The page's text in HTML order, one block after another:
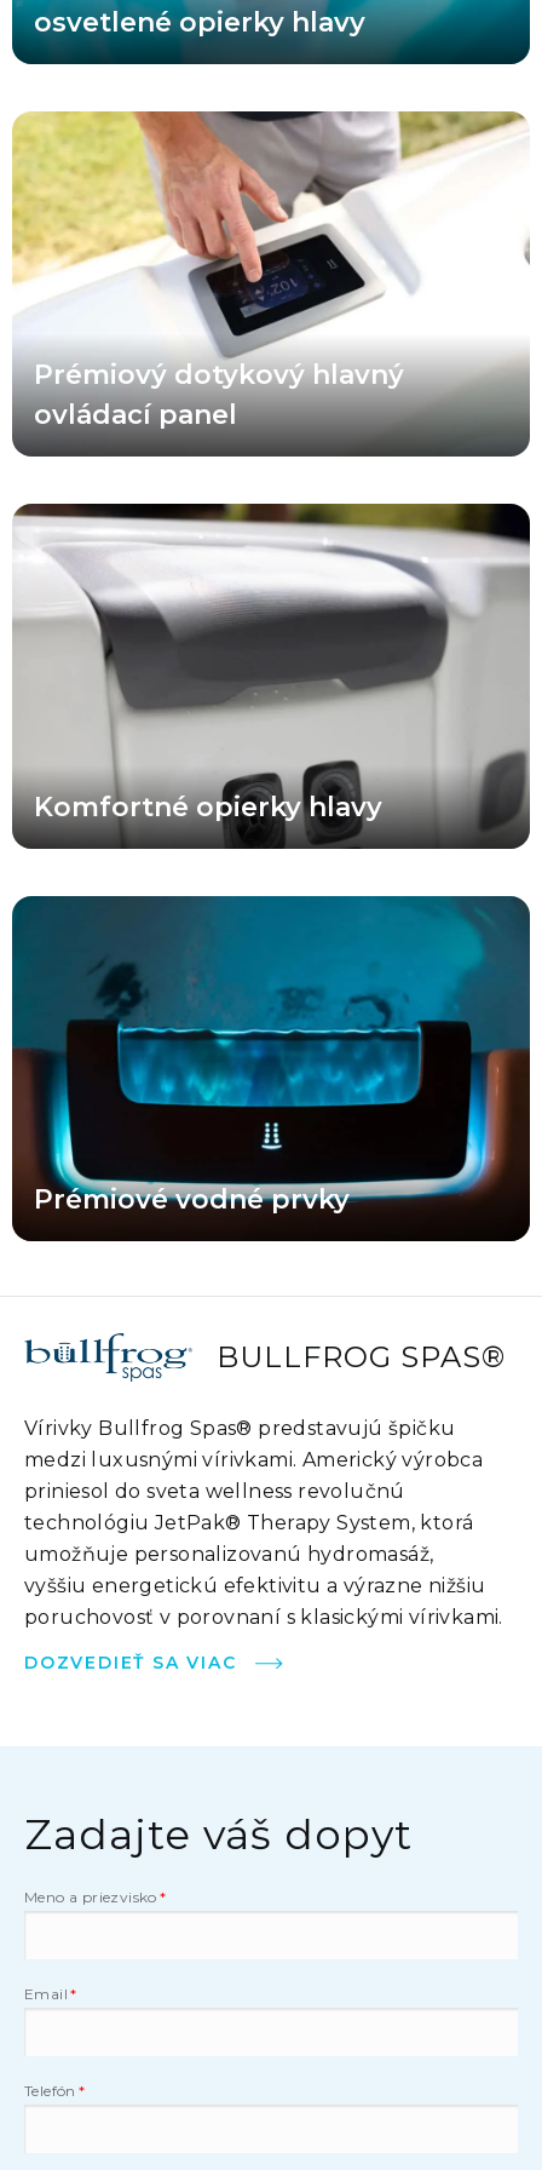
osvetlené opierky hlavy
Prémiový dotykový hlavný
ovládací panel
Prémiové dotykové ovládanie obsahuje vylepšené ikony a lepšie
čitateľné texty upozornení. Vírivky A Series® Select sú vybavené 3-
funkčnými pomocnými ovládacími prvkami a pre vírivky Choice sú
v rámci balíka Luxury Package dostupné 2-funkčné pomocné
ovládacie prvky. Tieto multifunkčné ovládacie prvky vám
umožňujú jednoducho ovládať masážne trysky, osvetlenie a vodné
prvky bez toho, aby ste museli opustiť pohodlie svojho obľúbeného
sedadla. Ovládacie prvky sú navyše podsvietené, čo zabezpečuje
jednoduché používanie aj počas večerných a nočných hodín.
Komfortné opierky hlavy
Prémiové opierky hlavy A Series® sú súčasťou výbavy všetkých
verzií. Tieto komfortom testované opierky hlavy sú navrhnuté pre
pohodlie krku a chrbtice, poskytujú lepšie prispôsobenie a zároveň
prirodzene splývajú s tvarmi vírivky. Opierky hlavy A Series® majú
moderný vzorovaný povrch, ktorý prináša pohodlie, odolnosť a
svieži vzhľad.
Prémiové vodné prvky
Prémiový vodopád A Series® umocňuje atmosféru vašej relaxácie
revolučná funkcia sa ovláda jednoduchým stlačením tlačidla na
hlavnom alebo pomocnom ovládači a poskytuje rovnomerný a
jemný prúd vody. Jemné osvetlenie zvýrazňuje tok vody v
podsvietenej vaničke, odkiaľ voda steká na hladinu v súvislom
páse vody a svetla, čím vytvára pokojnú a harmonickú atmosféru.
BULLFROG SPAS®
Vírivky Bullfrog Spas® predstavujú špičku
medzi luxusnými vírivkami. Americký výrobca
priniesol do sveta wellness revolučnú
technológiu JetPak® Therapy System, ktorá
umožňuje personalizovanú hydromasáž,
vyššiu energetickú efektivitu a výrazne nižšiu
poruchovosť v porovnaní s klasickými vírivkami.
DOZVEDIEŤ SA VIAC
Zadajte váš dopyt
Meno a priezvisko
Email
Telefón